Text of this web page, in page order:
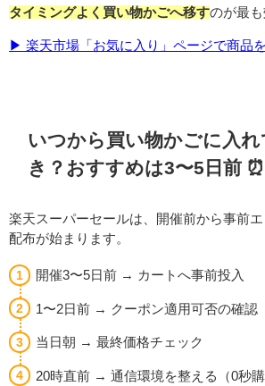
タイミングよく買い物かごへ移すのが最も
▶︎ 楽天市場「お気に入り」ページで商品
いつから買い物かごに入
き？おすすめは3〜5日前 ⏰
楽天スーパーセールは、開催前から事前
配布が始まります。
開催3〜5日前 → カートへ事前投入
1〜2日前 → クーポン適用可否の確認
当日朝 → 最終価格チェック
20時直前 → 通信環境を整える（0秒購